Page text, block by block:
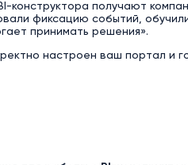
конструктора получают
фиксацию событий,
принимать решения».
настроен ваш портал и